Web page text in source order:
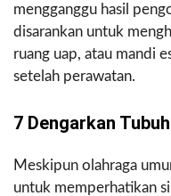
mengganggu hasil
disarankan untuk
ruang uap, atau mandi
setelah perawatan.
7 Dengarkan
Meskipun olahraga
untuk memperhatikan